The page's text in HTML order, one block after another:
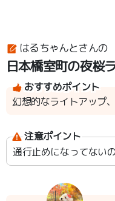
はるちゃんとさんの
日本橋室町の夜桜
おすすめポイント
幻想的なライトアップ
注意ポイント
通行止めになってない